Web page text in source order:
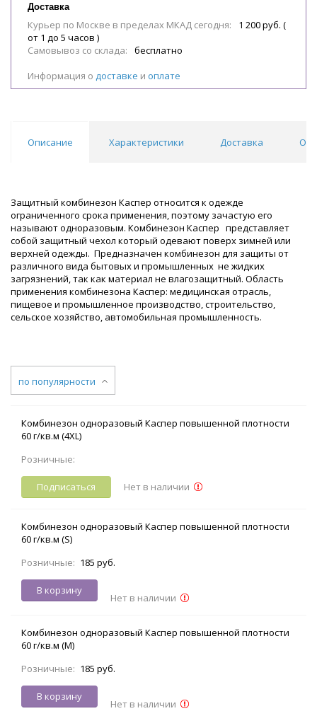
Доставка
Курьер по Москве в пределах МКАД сегодня:
1 200 руб. (
от 1 до 5 часов )
Самовывоз со склада:
бесплатно
Информация о доставке и оплате
Описание Характеристики Доставка
Защитный комбинезон Каспер относится к одежде
ограниченного срока применения, поэтому зачастую его
называют одноразовым. Комбинезон Каспер представляет
собой защитный чехол который одевают поверх зимней или
верхней одежды. Предназначен комбинезон для защиты от
различного вида бытовых и промышленных не жидких
загрязнений, так как материал не влагозащитный. Область
применения комбинезона Каспер: медицинская отрасль,
пищевое и промышленное производство, строительство,
сельское хозяйство, автомобильная промышленность.
по популярности
Комбинезон одноразовый Каспер повышенной плотности
60 г/кв.м (4XL)
Розничные:
Подписаться Нет в наличии
Комбинезон одноразовый Каспер повышенной плотности
60 г/кв.м (S)
Розничные: 185 руб.
В корзину
Нет в наличии
Комбинезон одноразовый Каспер повышенной плотности
60 г/кв.м (M)
Розничные: 185 руб.
В корзину
Нет в наличии